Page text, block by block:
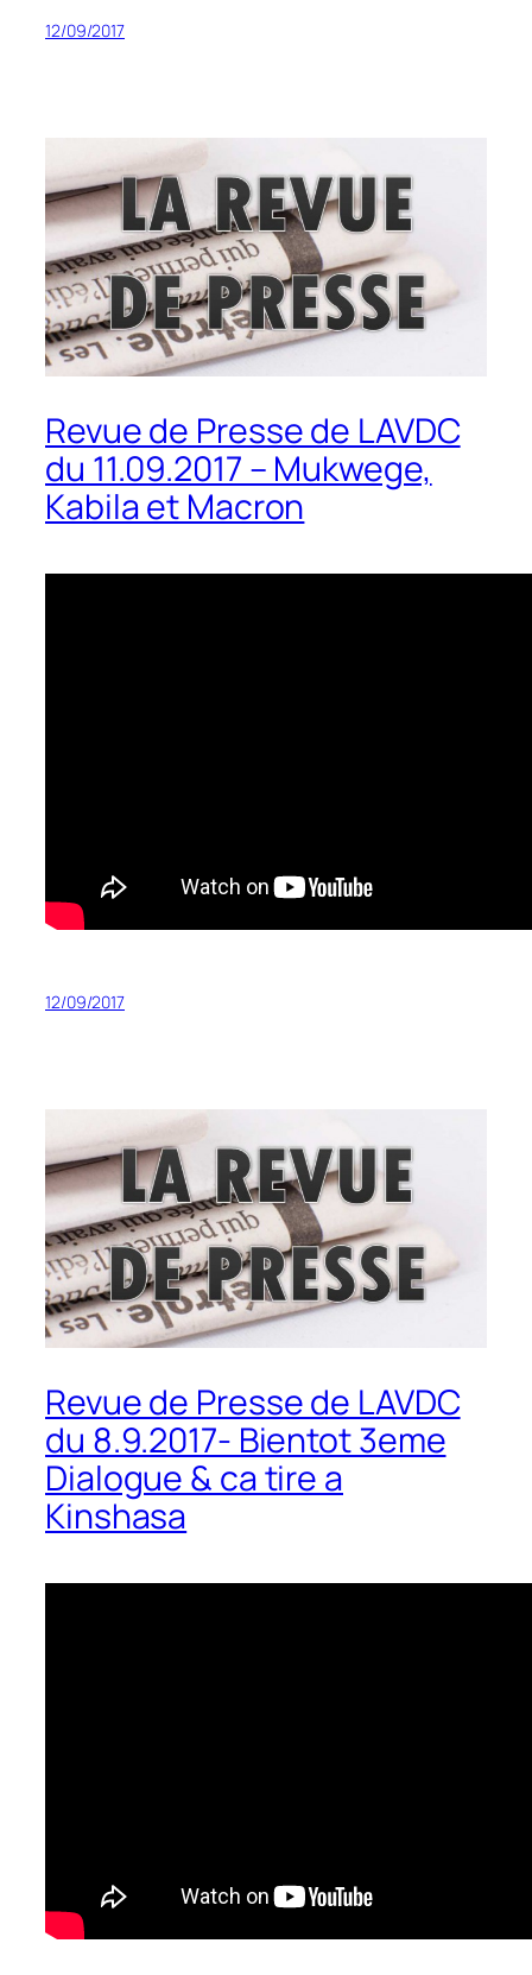
12/09/2017
Revue de Presse de LAVDC
du 11.09.2017 – Mukwege,
Kabila et Macron
12/09/2017
Revue de Presse de LAVDC
du 8.9.2017- Bientot 3eme
Dialogue & ca tire a
Kinshasa